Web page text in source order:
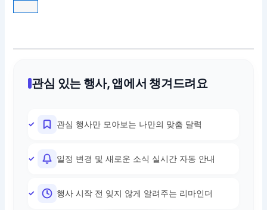
관심 있는 행사, 앱에서 챙겨드려요
관심 행사만 모아보는 나만의 맞춤 달력
일정 변경 및 새로운 소식 실시간 자동 안내
행사 시작 전 잊지 않게 알려주는 리마인더